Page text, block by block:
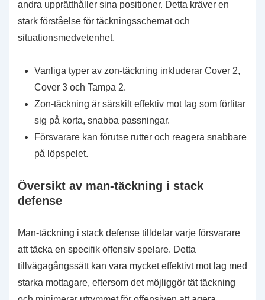
andra upprätthåller sina positioner. Detta kräver en
stark förståelse för täckningsschemat och
situationsmedvetenhet.
Vanliga typer av zon-täckning inkluderar Cover 2,
Cover 3 och Tampa 2.
Zon-täckning är särskilt effektiv mot lag som förlitar
sig på korta, snabba passningar.
Försvarare kan förutse rutter och reagera snabbare
på löpspelet.
Översikt av man-täckning i stack
defense
Man-täckning i stack defense tilldelar varje försvarare
att täcka en specifik offensiv spelare. Detta
tillvägagångssätt kan vara mycket effektivt mot lag med
starka mottagare, eftersom det möjliggör tät täckning